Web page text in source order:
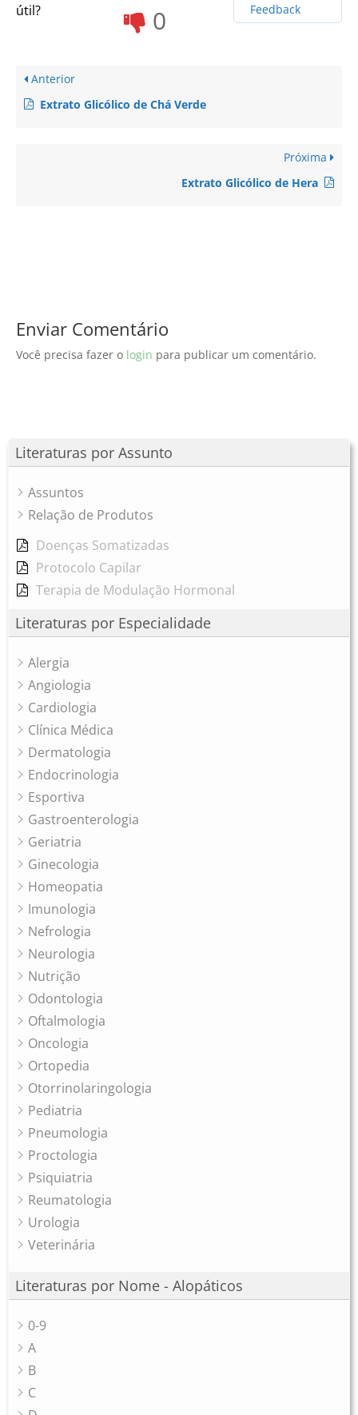
Literaturas por Assunto
Assuntos
Relação de Produtos
Doenças Somatizadas
Protocolo Capilar
Terapia de Modulação Hormonal
Literaturas por Especialidade
Alergia
Angiologia
Cardiologia
Clínica Médica
Dermatologia
Endocrinologia
Esportiva
Gastroenterologia
Geriatria
Ginecologia
Homeopatia
Imunologia
Nefrologia
Neurologia
Nutrição
Odontologia
Oftalmologia
Oncologia
Ortopedia
Otorrinolaringologia
Pediatria
Pneumologia
Proctologia
Psiquiatria
Reumatologia
Urologia
Veterinária
Literaturas por Nome - Alopáticos
0-9
A
B
C
útil?
0
Feedback
Anterior
Extrato Glicólico de Chá Verde
Próxima
Extrato Glicólico de Hera
Enviar Comentário
Você precisa fazer o login para publicar um comentário.